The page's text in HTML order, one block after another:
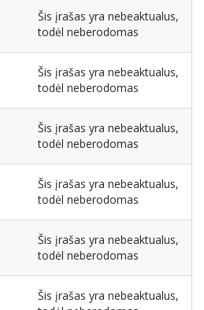
Šis įrašas yra nebeaktualus,
todėl neberodomas
Šis įrašas yra nebeaktualus,
todėl neberodomas
Šis įrašas yra nebeaktualus,
todėl neberodomas
Šis įrašas yra nebeaktualus,
todėl neberodomas
Šis įrašas yra nebeaktualus,
todėl neberodomas
Šis įrašas yra nebeaktualus,